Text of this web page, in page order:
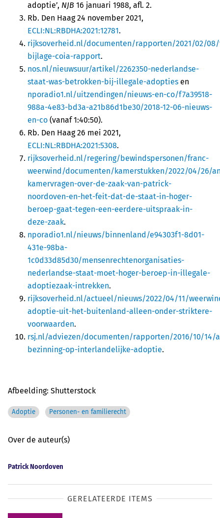
adoptie’, NJB 16 januari 1988, afl. 2.
Rb. Den Haag 24 november 2021,
ECLI:NL:RBDHA:2021:12781.
rijksoverheid.nl/documenten/rapporten/2021/02/
bijlage-coia-rapport.
nos.nl/nieuwsuur/artikel/2262350-nederlandse-
staat-was-betrokken-bij-illegale-adopties en
nporadio1.nl/uitzendingen/nieuws-en-co/f7a39518-
988a-4e83-bd3a-a21b86d1be30/2018-12-06-nieuws-
en-co (vanaf 1:40:50).
Rb. Den Haag 26 mei 2021,
ECLI:NL:RBDHA:2021:5308.
rijksoverheid.nl/regering/bewindspersonen/franc-
weerwind/documenten/kamerstukken/2022/04/26/
kamervragen-over-de-zaak-van-patrick-
noordoven-en-het-feit-dat-de-staat-in-hoger-
beroep-gaat-tegen-een-eerdere-uitspraak-in-
deze-zaak.
nporadio1.nl/nieuws/binnenland/e94303f1-8d01-
431e-98ba-
1c0d33d85d30/mensenrechtenorganisaties-
nederlandse-staat-moet-hoger-beroep-in-illegale-
adoptiezaak-intrekken.
rijksoverheid.nl/actueel/nieuws/2022/04/11/
adoptie-uit-het-buitenland-alleen-onder-striktere-
voorwaarden.
rsj.nl/adviezen/documenten/rapporten/2016/10/14/
bezinning-op-interlandelijke-adoptie.
Afbeelding: Shutterstock
Adoptie Personen- en familierecht
Over de auteur(s)
Patrick Noordoven
GERELATEERDE ITEMS